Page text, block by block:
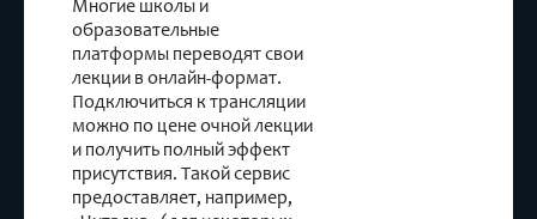
Многие школы и
образовательные
платформы переводят свои
лекции в онлайн-формат.
Подключиться к трансляции
можно по цене очной лекции
и получить полный эффект
присутствия. Такой сервис
предоставляет, например,